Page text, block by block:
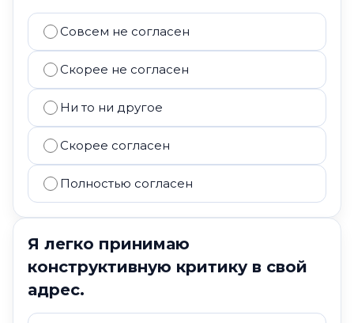
Совсем не согласен
Скорее не согласен
Ни то ни другое
Скорее согласен
Полностью согласен
Я легко принимаю
конструктивную критику в свой
адрес.